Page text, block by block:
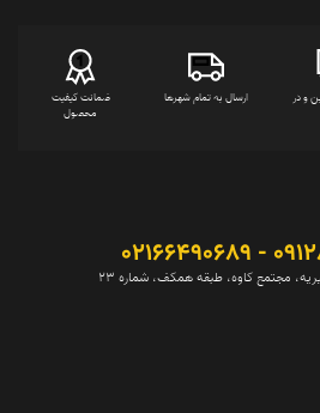
و در
ارسال به تمام شهرها
ضمانت کیفیت
محصول
مجتمع کاوه، طبقه همکف، شماره 23